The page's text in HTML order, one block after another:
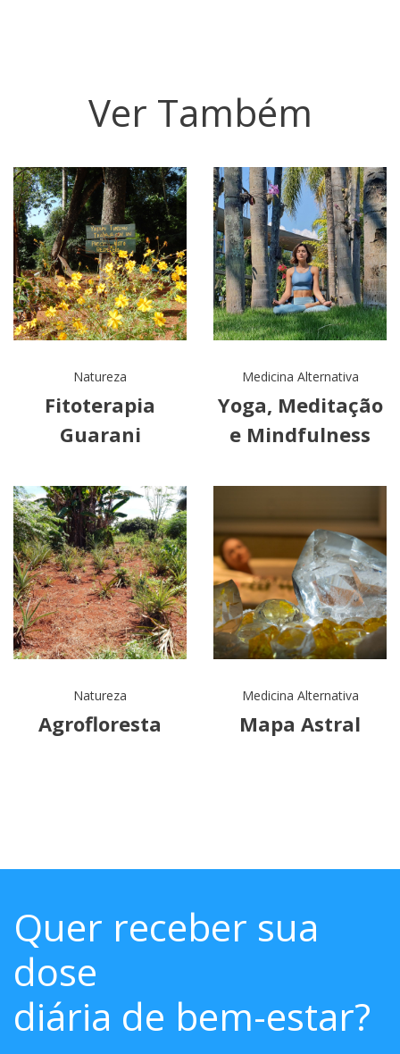
Ver Também
Natureza
Fitoterapia
Guarani
Medicina Alternativa
Yoga, Meditação
e Mindfulness
Natureza
Agrofloresta
Medicina Alternativa
Mapa Astral
Quer receber sua
dose
diária de bem-estar?